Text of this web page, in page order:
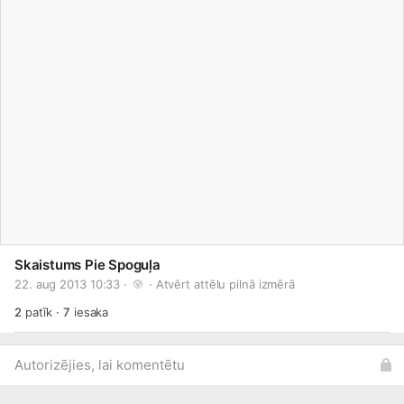
Skaistums Pie Spoguļa
22. aug 2013 10:33 · · Atvērt attēlu pilnā izmērā
2 patīk ·7 iesaka
Autorizējies, lai komentētu